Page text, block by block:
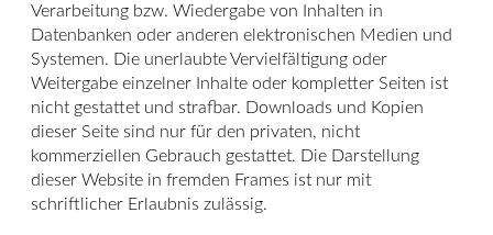
Verarbeitung bzw. Wiedergabe von Inhalten in
Datenbanken oder anderen elektronischen Medien und
Systemen. Die unerlaubte Vervielfältigung oder
Weitergabe einzelner Inhalte oder kompletter Seiten ist
nicht gestattet und strafbar. Downloads und Kopien
dieser Seite sind nur für den privaten, nicht
kommerziellen Gebrauch gestattet. Die Darstellung
dieser Website in fremden Frames ist nur mit
schriftlicher Erlaubnis zulässig.